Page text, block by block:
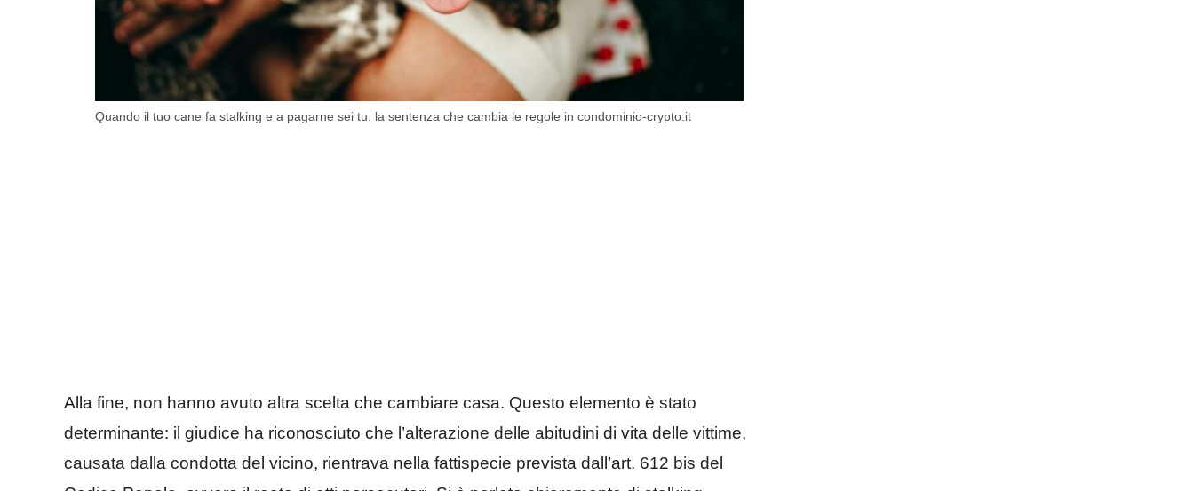
Quando il tuo cane fa stalking e a pagarne sei tu: la sentenza che cambia le regole in condominio-crypto.it
Alla fine, non hanno avuto altra scelta che cambiare casa. Questo elemento è stato
determinante: il giudice ha riconosciuto che l’alterazione delle abitudini di vita delle vittime,
causata dalla condotta del vicino, rientrava nella fattispecie prevista dall’art. 612 bis del